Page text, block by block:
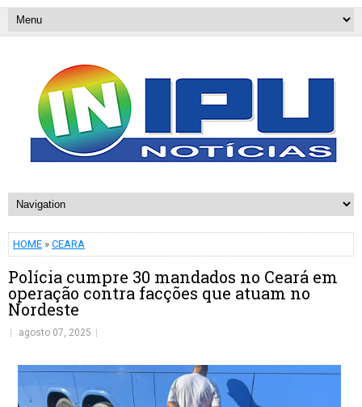
HOME » CEARA
Polícia cumpre 30 mandados no Ceará em
operação contra facções que atuam no
Nordeste
agosto 07, 2025